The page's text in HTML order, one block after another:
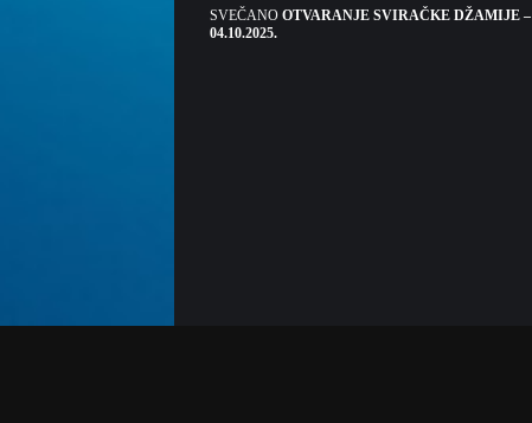
SVEČANO OTVARANJE SVIRAČKE DŽAMIJE –
04.10.2025.